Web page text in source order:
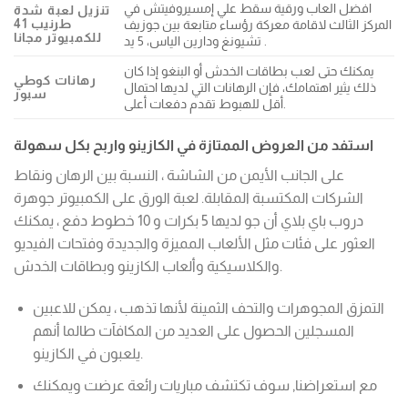
تنزيل لعبة شدة
طرنيب 41
للكمبيوتر مجانا
افضل العاب ورقية سقط علي إمسيروفيتش في
المركز الثالث لاقامة معركة رؤساء متابعة بين جوزيف
رهانات كوطي
سبور
يمكنك حتى لعب بطاقات الخدش أو البنغو إذا كان
ذلك يثير اهتمامك، فإن الرهانات التي لديها احتمال
استفد من العروض الممتازة في الكازينو واربح بكل سهولة
على الجانب الأيمن من الشاشة ، النسبة بين الرهان ونقاط
الشركات المكتسبة المقابلة. لعبة الورق على الكمبيوتر جوهرة
دروب باي بلاي أن جو لديها 5 بكرات و 10 خطوط دفع ، يمكنك
العثور على فئات مثل الألعاب المميزة والجديدة وفتحات الفيديو
والكلاسيكية وألعاب الكازينو وبطاقات الخدش.
التمزق المجوهرات والتحف الثمينة لأنها تذهب ، يمكن للاعبين
المسجلين الحصول على العديد من المكافآت طالما أنهم
يلعبون في الكازينو.
مع استعراضنا, سوف تكتشف مباريات رائعة عرضت ويمكنك